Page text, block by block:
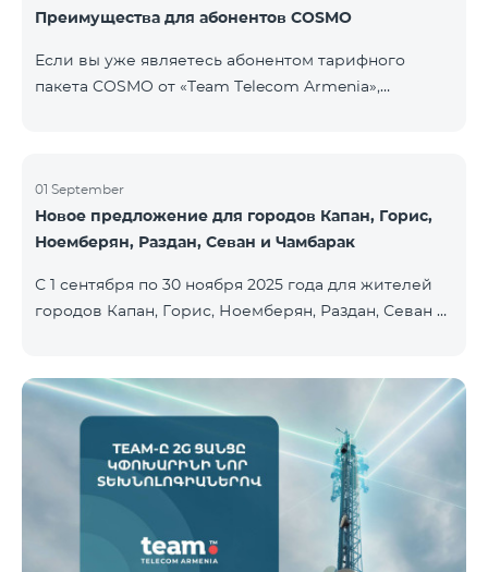
Преимущества для абонентов COSMO
Если вы уже являетесь абонентом тарифного
пакета COSMO от «Team Telecom Armenia»,
систему безопасности — всего одним касанием и с
безлимитным интернетом благодаря устройствам
Aqara от Smart Place. Все действующие абоненты
приобрести умные устройства бренда Aqara на
особых условиях. Устройства доступны в салоне
01 September
Новое предложение для городов Капан, Горис,
Ноемберян, Раздан, Севан и Чамбарак
С 1 сентября по 30 ноября 2025 года для жителей
городов Капан, Горис, Ноемберян, Раздан, Севан и
12 месяцев при условии 12-месячной подписки։
Название пакета Стандартная цена Стоимость со
скидкой на 1–12 месяцев COSMO 4 9900
Региональный 9900 драм/мес 7425 драм/мес С
подробным описанием включённых услуг COSMO